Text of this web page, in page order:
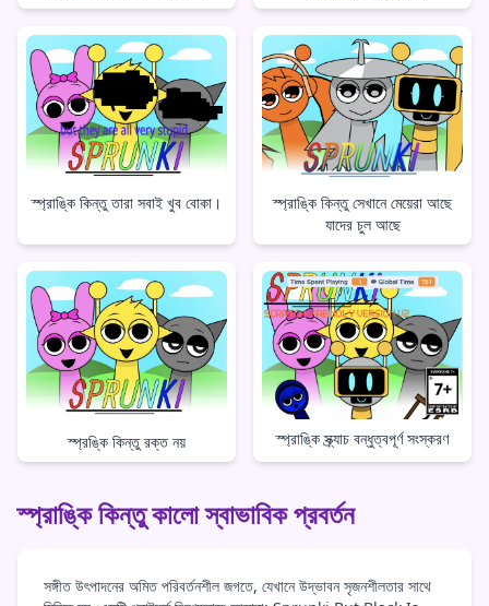
স্প্রাঙ্কি কিন্তু তারা সবাই খুব বোকা।
স্প্রাঙ্কি কিন্তু সেখানে মেয়েরা আছে
যাদের চুল আছে
স্প্রঙ্কি কিন্তু রক্ত নয় স্প্রাঙ্কি স্ক্র্যাচ বন্ধুত্বপূর্ণ সংস্করণ
স্প্রাঙ্কি কিন্তু কালো স্বাভাবিক প্রবর্তন
সঙ্গীত উৎপাদনের অমিত পরিবর্তনশীল জগতে, যেখানে উদ্ভাবন সৃজনশীলতার সাথে